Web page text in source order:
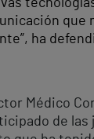
que
ha
Médico
de las